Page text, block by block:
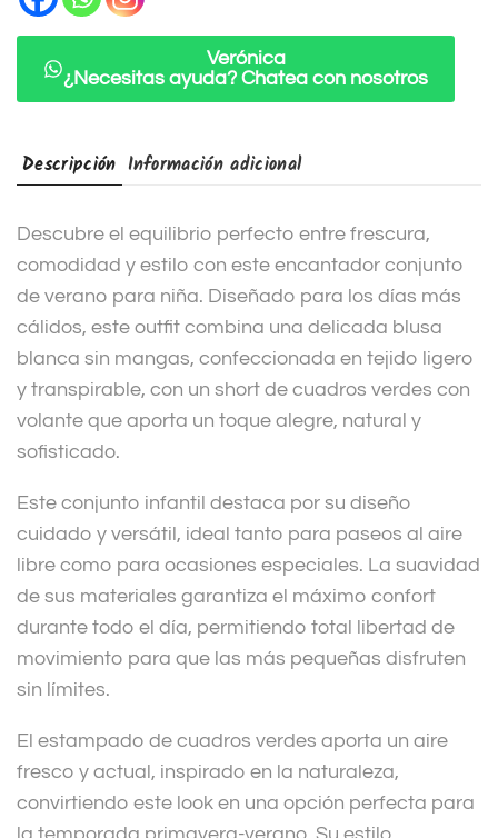
Verónica
¿Necesitas ayuda? Chatea con nosotros
Descripción Información adicional
Descubre el equilibrio perfecto entre frescura,
comodidad y estilo con este encantador conjunto
de verano para niña. Diseñado para los días más
cálidos, este outfit combina una delicada blusa
blanca sin mangas, confeccionada en tejido ligero
y transpirable, con un short de cuadros verdes con
volante que aporta un toque alegre, natural y
sofisticado.
Este conjunto infantil destaca por su diseño
cuidado y versátil, ideal tanto para paseos al aire
libre como para ocasiones especiales. La suavidad
de sus materiales garantiza el máximo confort
durante todo el día, permitiendo total libertad de
movimiento para que las más pequeñas disfruten
sin límites.
El estampado de cuadros verdes aporta un aire
fresco y actual, inspirado en la naturaleza,
convirtiendo este look en una opción perfecta para